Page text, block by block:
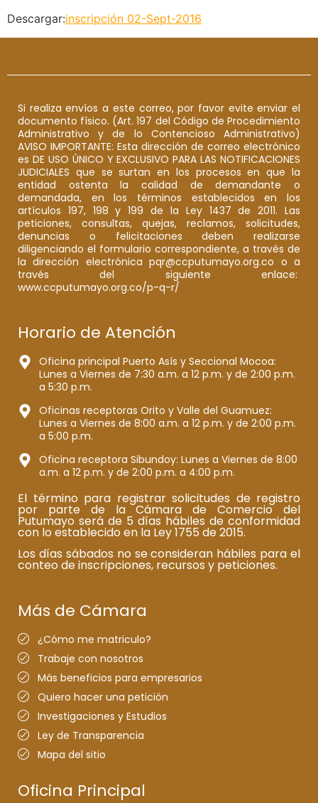
Descargar:inscripción 02-Sept-2016
Si realiza envíos a este correo, por favor evite enviar el
documento físico. (Art. 197 del Código de Procedimiento
Administrativo y de lo Contencioso Administrativo)
AVISO IMPORTANTE: Esta dirección de correo electrónico
es DE USO ÚNICO Y EXCLUSIVO PARA LAS NOTIFICACIONES
JUDICIALES que se surtan en los procesos en que la
entidad ostenta la calidad de demandante o
demandada, en los términos establecidos en los
artículos 197, 198 y 199 de la Ley 1437 de 2011. Las
peticiones, consultas, quejas, reclamos, solicitudes,
denuncias o felicitaciones deben realizarse
diligenciando el formulario correspondiente, a través de
la dirección electrónica pqr@ccputumayo.org.co o a
través del siguiente enlace:
www.ccputumayo.org.co/p-q-r/
Horario de Atención
Oficina principal Puerto Asís y Seccional Mocoa:
Lunes a Viernes de 7:30 a.m. a 12 p.m. y de 2:00 p.m.
a 5:30 p.m.
Oficinas receptoras Orito y Valle del Guamuez:
Lunes a Viernes de 8:00 a.m. a 12 p.m. y de 2:00 p.m.
a 5:00 p.m.
Oficina receptora Sibundoy: Lunes a Viernes de 8:00
a.m. a 12 p.m. y de 2:00 p.m. a 4:00 p.m.
El término para registrar solicitudes de registro
por parte de la Cámara de Comercio del
Putumayo será de 5 días hábiles de conformidad
con lo establecido en la Ley 1755 de 2015.
Los días sábados no se consideran hábiles para el
conteo de inscripciones, recursos y peticiones.
Más de Cámara
¿Cómo me matriculo?
Trabaje con nosotros
Más beneficios para empresarios
Quiero hacer una petición
Investigaciones y Estudios
Ley de Transparencia
Mapa del sitio
Oficina Principal